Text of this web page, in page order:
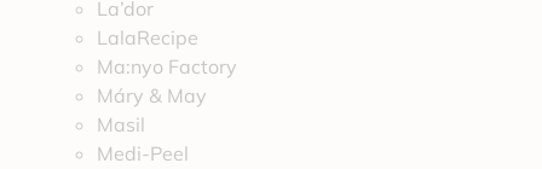
La’dor
LalaRecipe
Ma:nyo Factory
Máry & May
Masil
Medi-Peel